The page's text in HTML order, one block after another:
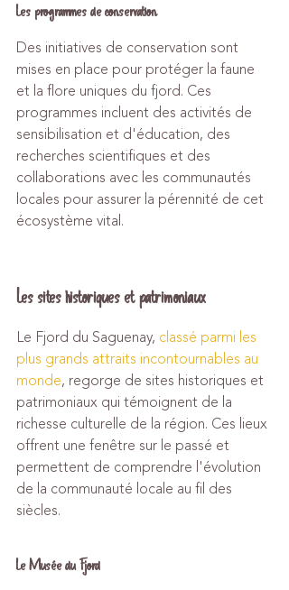
Les programmes de conservation
Des initiatives de conservation sont
mises en place pour protéger la faune
et la flore uniques du fjord. Ces
programmes incluent des activités de
sensibilisation et d'éducation, des
recherches scientifiques et des
collaborations avec les communautés
locales pour assurer la pérennité de cet
écosystème vital.
Les sites historiques et patrimoniaux
Le Fjord du Saguenay, classé parmi les
plus grands attraits incontournables au
monde, regorge de sites historiques et
patrimoniaux qui témoignent de la
richesse culturelle de la région. Ces lieux
offrent une fenêtre sur le passé et
permettent de comprendre l'évolution
de la communauté locale au fil des
siècles.
Le Musée du Fjord